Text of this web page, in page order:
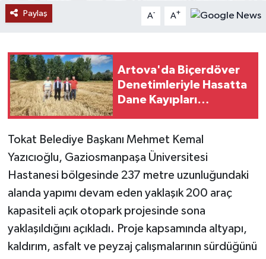
Paylaş A- A+
Artova'da Biçerdöver
Denetimleriyle Hasatta
Dane Kayıpları
Tokat Belediye Başkanı Mehmet Kemal
Yazıcıoğlu, Gaziosmanpaşa Üniversitesi
Hastanesi bölgesinde 237 metre uzunluğundaki
alanda yapımı devam eden yaklaşık 200 araç
kapasiteli açık otopark projesinde sona
yaklaşıldığını açıkladı. Proje kapsamında altyapı,
kaldırım, asfalt ve peyzaj çalışmalarının sürdüğünü